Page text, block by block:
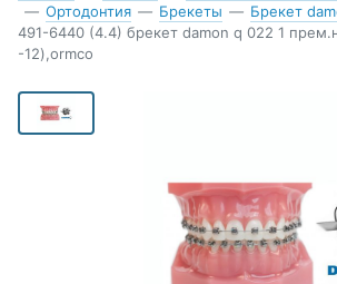
— Ортодонтия — Брекеты — Брекет
491-6440 (4.4) брекет damon q 022 1
-12),ormco